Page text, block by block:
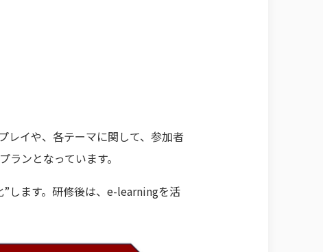
レイや、各テーマに関して、参加者
ンとなっています。
します。研修後は、e-learningを活